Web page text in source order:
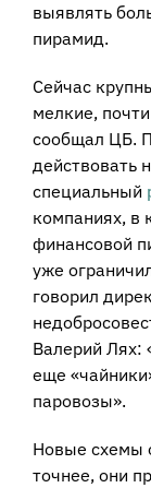
выявлять
пирамид.
Сейчас
мелкие,
сообщал ЦБ.
действовать
специальный
компаниях, в
финансовой
уже
говорил
Валерий Лях:
еще
паровозы».
Новые схемы
точнее, они